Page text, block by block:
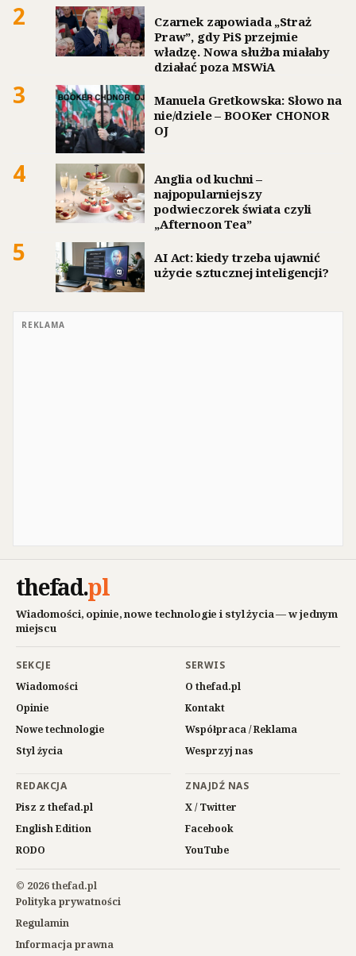
2
Czarnek zapowiada „Straż
Praw”, gdy PiS przejmie
władzę. Nowa służba miałaby
działać poza MSWiA
3
Manuela Gretkowska: Słowo na
nie/dziele – BOOKer CHONOR
OJ
4
Anglia od kuchni –
najpopularniejszy
podwieczorek świata czyli
„Afternoon Tea”
5
AI Act: kiedy trzeba ujawnić
użycie sztucznej inteligencji?
REKLAMA
thefad.pl
Wiadomości, opinie, nowe technologie i styl życia — w jednym
miejscu
SEKCJE
Wiadomości
Opinie
Nowe technologie
Styl życia
SERWIS
O thefad.pl
Kontakt
Współpraca / Reklama
Wesprzyj nas
REDAKCJA
Pisz z thefad.pl
English Edition
RODO
ZNAJDŹ NAS
X / Twitter
Facebook
YouTube
© 2026 thefad.pl
Polityka prywatności
Regulamin
Informacja prawna